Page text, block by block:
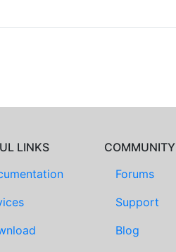
LINKS
COMMUNITY
Forums
Support
Blog